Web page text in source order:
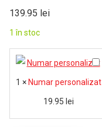
139.95 lei
1 în stoc
N
u
1 × Numar personalizat
19.95 lei